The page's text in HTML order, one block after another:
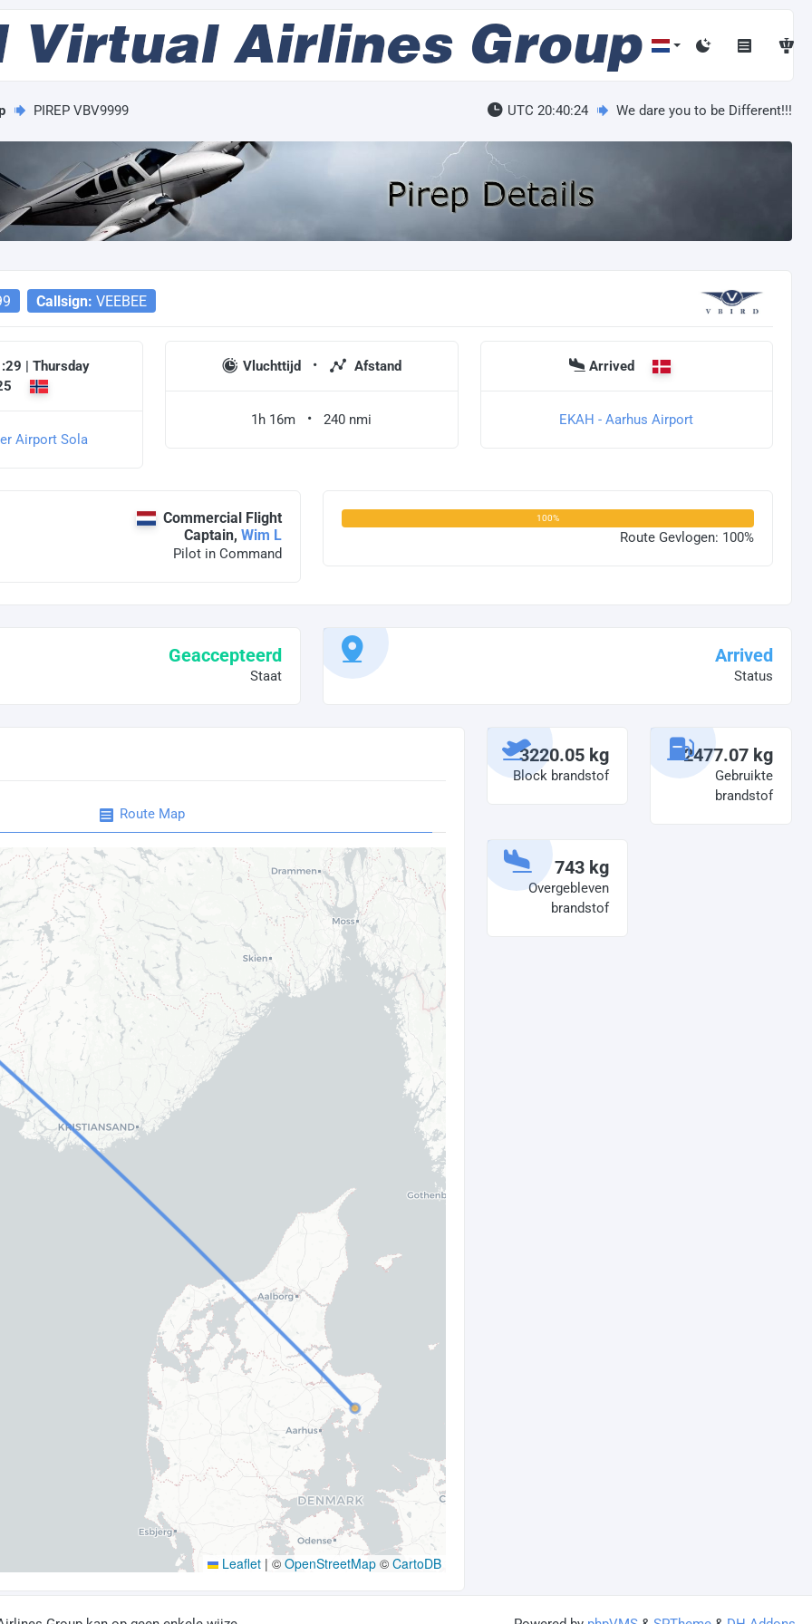
PIREP VBV9999 UTC 20:40:24 We dare you to be Different!!!
Callsign: VEEBEE
| Thursday
Airport Sola
Vluchttijd Afstand
1h 16m 240 nmi
Arrived
EKAH - Aarhus Airport
Commercial Flight
Captain, Wim L
Pilot in Command
100%
Route Gevlogen: 100%
Geaccepteerd
Staat
Arrived
Status
Route Map
Leaflet | © OpenStreetMap© CartoDB
3220.05 kg
Block brandstof
2477.07 kg
Gebruikte
brandstof
743 kg
Overgebleven
brandstof